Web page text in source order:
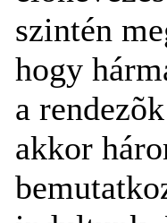
szintén
hogy
a
akkor